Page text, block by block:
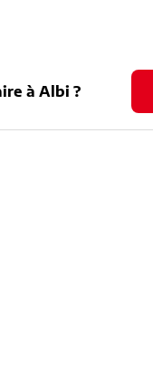
à Albi ?